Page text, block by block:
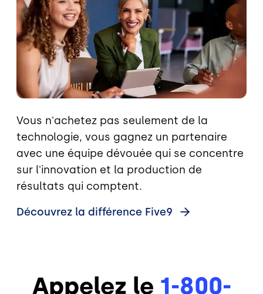
Vous n'achetez pas seulement de la
technologie, vous gagnez un partenaire
avec une équipe dévouée qui se concentre
sur l'innovation et la production de
résultats qui comptent.
Découvrez la différence Five9
Appelez le 1-800-